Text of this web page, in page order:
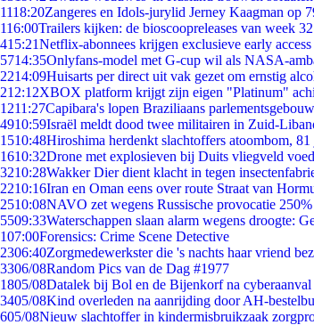
1118:20Zangeres en Idols-jurylid Jerney Kaagman op
116:00Trailers kijken: de bioscoopreleases van week 32
415:21Netflix-abonnees krijgen exclusieve early
5714:35Onlyfans-model met G-cup wil als NASA-
2214:09Huisarts per direct uit vak gezet om ernstig
212:12XBOX platform krijgt zijn eigen "Platinum"
1211:27Capibara's lopen Braziliaans
4910:59Israël meldt dood twee militairen in Zuid-
1510:48Hiroshima herdenkt slachtoffers atoombom, 81
1610:32Drone met explosieven bij Duits vliegveld
3210:28Wakker Dier dient klacht in tegen
2210:16Iran en Oman eens over route Straat van
2510:08NAVO zet wegens Russische provocatie
5509:33Waterschappen slaan alarm wegens droogte:
107:00Forensics: Crime Scene Detective
2306:40Zorgmedewerkster die 's nachts haar vriend
3306/08Random Pics van de Dag #1977
1805/08Datalek bij Bol en de Bijenkorf na
3405/08Kind overleden na aanrijding door AH-
605/08Nieuw slachtoffer in kindermisbruikzaak